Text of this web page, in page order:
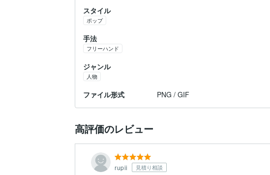
スタイル
ポップ
手法
フリーハンド
ジャンル
人物
ファイル形式 PNG / GIF
高評価のレビュー
rupii 見積り相談